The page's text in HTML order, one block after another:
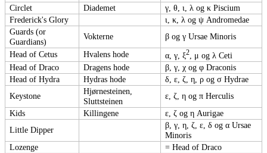
Circlet
Diademet
γ, θ, ι, λ og κ Piscium
Frederick's Glory
ι, κ, λ og ψ Andromedae
Guards (or
Guardians)
Vokterne
β og γ Ursae Minoris
Head of Cetus
Hvalens hode α, γ, ξ2
, μ og λ Ceti
Head of Draco
Dragens hode
β, γ, χ og φ Draconis
Head of Hydra
Hydras hode
δ, ε, ζ, η, ρ og σ Hydrae
Keystone
Hjørnesteinen,
Sluttsteinen
ε, ζ, η og π Herculis
Kids
Killingene
ε, ζ og η Aurigae
Little Dipper
β, γ, η, ζ, ε, δ og α Ursae
Minoris
Lozenge
= Head of Draco